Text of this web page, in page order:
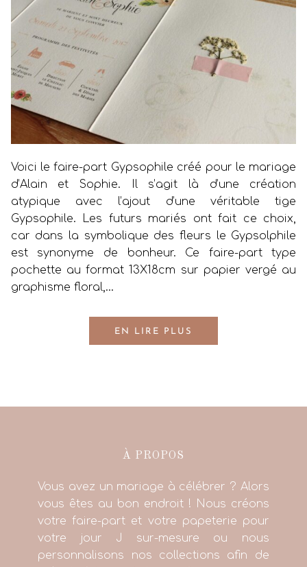
Voici le faire-part Gypsophile créé pour le mariage
d’Alain et Sophie. Il s’agit là d’une création
atypique avec l’ajout d’une véritable tige
Gypsophile. Les futurs mariés ont fait ce choix,
car dans la symbolique des fleurs le Gypsolphile
est synonyme de bonheur. Ce faire-part type
pochette au format 13X18cm sur papier vergé au
graphisme floral,…
EN LIRE PLUS
À PROPOS
Vous avez un mariage à célébrer ? Alors
vous êtes au bon endroit ! Nous créons
votre faire-part et votre papeterie pour
votre jour J sur-mesure ou nous
personnalisons nos collections afin de